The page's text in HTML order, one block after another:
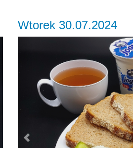
Wtorek 30.07.2024